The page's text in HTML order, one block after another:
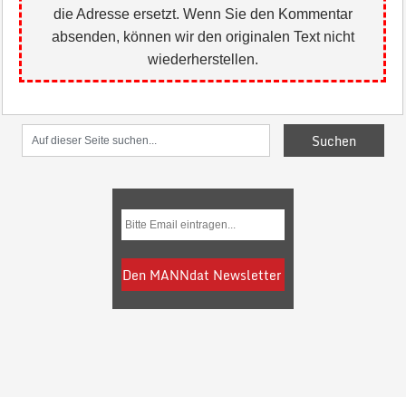
die Adresse ersetzt. Wenn Sie den Kommentar
absenden, können wir den originalen Text nicht
wiederherstellen.